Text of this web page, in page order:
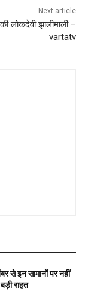
Next article
लोकदेवी झालीमाली –
vartatv
से इन सामानों पर नहीं
राहत